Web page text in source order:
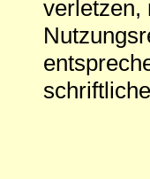
verletzen,